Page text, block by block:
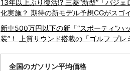
13年以上ぶり復活!? 三菱“新型”「パジ
化実施？ 期待の新モデル予想CGがスゴ
新車500万円以下の新「“スポーティ”ハ
装”！ 上質サウンド搭載の「ゴルフ プ
全国のガソリン平均価格